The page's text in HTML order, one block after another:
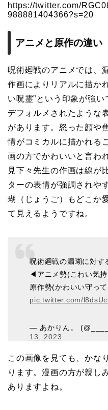
https://twitter.com/
988881404366?s=20
アニメと原作の違い
呪術廻戦のアニメでは、
作画によりリアルに描か
い呪霊”という印象が強
デフォルメされたような
があります。怒った顔や
情がコミカルに描かれる
画の方でかわいいと言わ
見下々先生の作画は線が
ターの表情が強調されや
瑚（じょうご）もどこか
て見えるようですね。
呪術廻戦の漏瑚に対す
◀︎アニメ勢(こわい気
原作勢(かわいい守っ
pic.twitter.com/
— あかりん。
13, 2023
この画像を見ても、かな
ります。漫画の方が親し
ありますよね。